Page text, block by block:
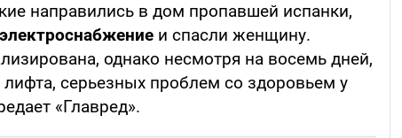
направились в дом пропавшей испанки,
и спасли женщину.
однако несмотря на восемь дней,
серьезных проблем со здоровьем у
«Главред».